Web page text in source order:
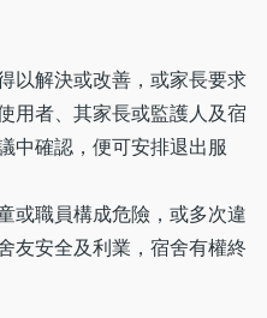
以解決或改善，或家長要求
用者、其家長或監護人及宿
中確認，便可安排退出服
或職員構成危險，或多次違
友安全及利業，宿舍有權終